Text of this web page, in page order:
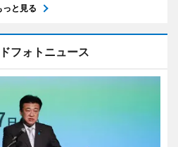
っと見る
フォトニュース